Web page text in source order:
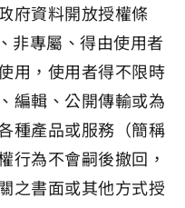
府資料開放授權條
非專屬、得由使用者
用，使用者得不限時
編輯、公開傳輸或為
種產品或服務（簡稱
行為不會嗣後撤回，
之書面或其他方式授